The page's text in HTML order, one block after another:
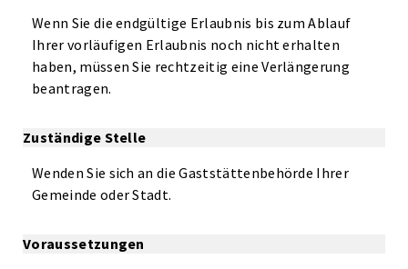
Wenn Sie die endgültige Erlaubnis bis zum Ablauf
Ihrer vorläufigen Erlaubnis noch nicht erhalten
haben, müssen Sie rechtzeitig eine Verlängerung
beantragen.
Zuständige Stelle
Wenden Sie sich an die Gaststättenbehörde Ihrer
Gemeinde oder Stadt.
Voraussetzungen